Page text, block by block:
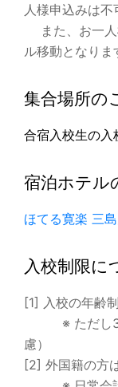
人様申込みは不
また、お一人
ル移動となりま
集合場所の
合宿入校生の入
宿泊ホテル
ほてる寛楽 三
入校制限に
[1] 入校の年齢
※ ただし35
慮）
[2] 外国籍の方